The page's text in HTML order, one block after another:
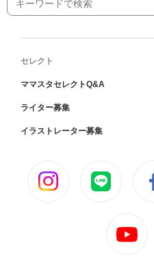
セレクト
ママスタセレクトQ&A
ライター募集
イラストレーター募集